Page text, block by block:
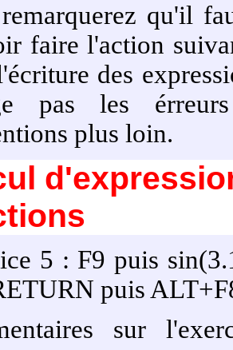
qu'il
faire l'action
des
pas les
plus loin.
5 : F9 puis
puis
sur